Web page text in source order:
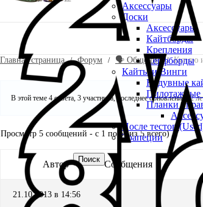
Аксессуары
Доски
Аксессуары
Кайтборды
Крепления
Серфборды
Кайты и Винги
Надувные
Пилотажные
Планки
После тестов
Трапеции
Поиск
Главная страница Форум 🗣️ Общение Куплю
В этой теме 4 ответа, 3 участника, последнее обновление 12
Просмотр 5 сообщений - с 1 по 5 (из 5 всего)
Автор Сообщения
21.10.2013 в 14:56